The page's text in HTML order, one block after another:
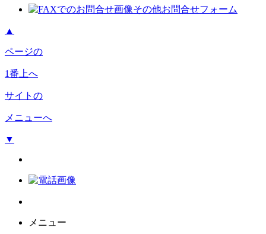
その他お問合せフォーム
▲
ページの
1番上へ
サイトの
メニューへ
▼
メニュー